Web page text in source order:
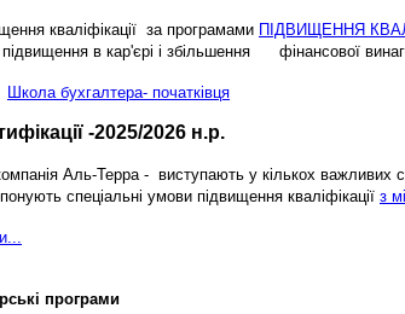
кваліфікації за програмами ПІДВИЩЕННЯ
підвищення в кар'єрі і збільшення фінансової
Школа бухгалтера- початківця
-2025/2026 н.р.
Аль-Терра - виступають у кількох важливих
спеціальні умови підвищення кваліфікації з
програми